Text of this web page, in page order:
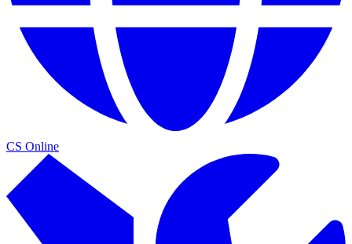
CS Online